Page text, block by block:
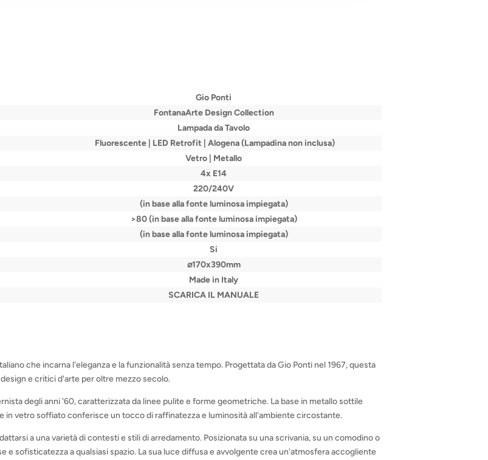
Gio Ponti
FontanaArte Design Collection
Lampada da Tavolo
Fluorescente | LED Retrofit | Alogena (Lampadina non inclusa)
Vetro | Metallo
4x E14
220/240V
(in base alla fonte luminosa impiegata)
>80 (in base alla fonte luminosa impiegata)
(in base alla fonte luminosa impiegata)
Si
⌀170x390mm
Made in Italy
SCARICA IL MANUALE
che incarna l'eleganza e la funzionalità senza tempo. Progettata da Gio Ponti nel 1967, questa
e critici d'arte per oltre mezzo secolo.
degli anni '60, caratterizzata da linee pulite e forme geometriche. La base in metallo sottile
in vetro soffiato conferisce un tocco di raffinatezza e luminosità all'ambiente circostante.
a una varietà di contesti e stili di arredamento. Posizionata su una scrivania, su un comodino o
e sofisticatezza a qualsiasi spazio. La sua luce diffusa e avvolgente crea un'atmosfera accogliente